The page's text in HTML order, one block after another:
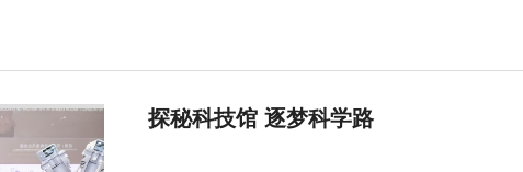
探秘科技馆 逐梦科学路